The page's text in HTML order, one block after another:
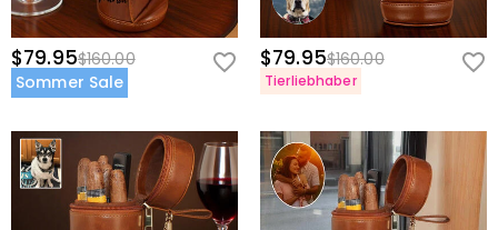
$79.95$160.00
Sommer Sale
$79.95$160.00
Tierliebhaber